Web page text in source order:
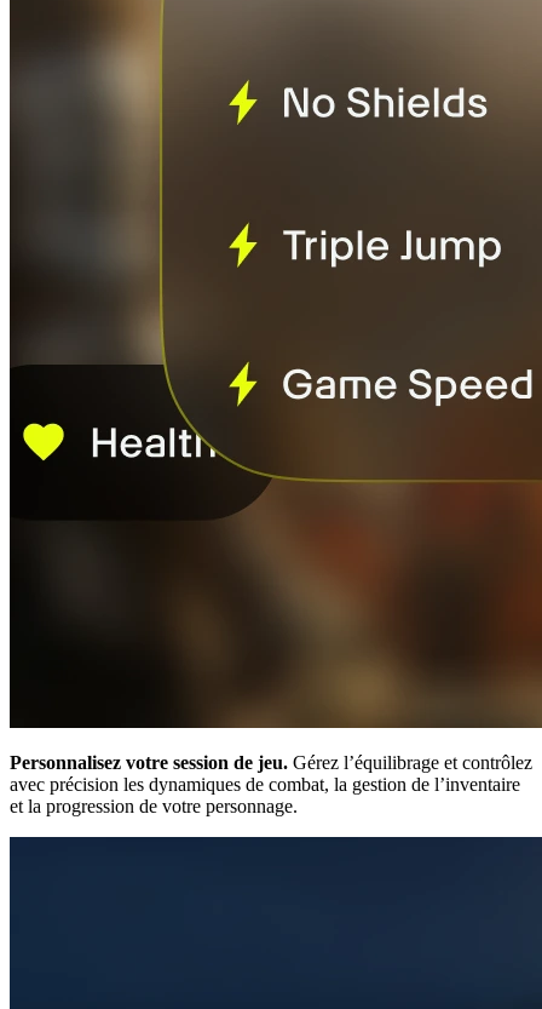
Personnalisez votre session de jeu. Gérez l’équilibrage et contrôlez
avec précision les dynamiques de combat, la gestion de l’inventaire
et la progression de votre personnage.